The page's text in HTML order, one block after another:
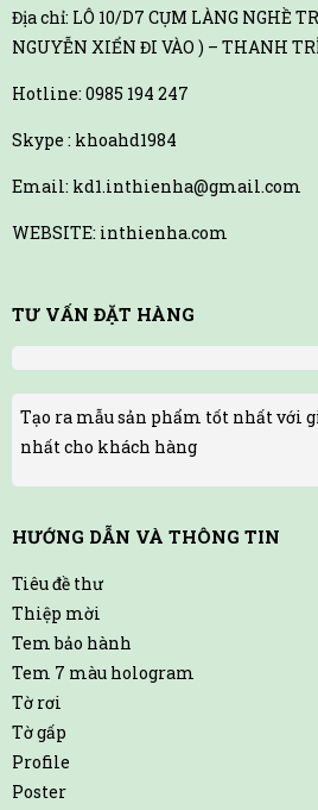
Địa chỉ: LÔ 10/D7 CỤM LÀNG NGHỀ
NGUYỄN XIỂN ĐI VÀO ) – THANH
Hotline: 0985 194 247
Skype : khoahd1984
Email: kd1.inthienha@gmail.com
WEBSITE: inthienha.com
TƯ VẤN ĐẶT HÀNG
Tạo ra mẫu sản phẩm tốt nhất với
nhất cho khách hàng
HƯỚNG DẪN VÀ THÔNG TIN
Tiêu đề thư
Thiệp mời
Tem bảo hành
Tem 7 màu hologram
Tờ rơi
Tờ gấp
Profile
Poster